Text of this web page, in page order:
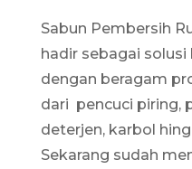
Sabun Pembersih
hadir sebagai
dengan beragam
dari pencuci piring,
deterjen, karbol
Sekarang sudah